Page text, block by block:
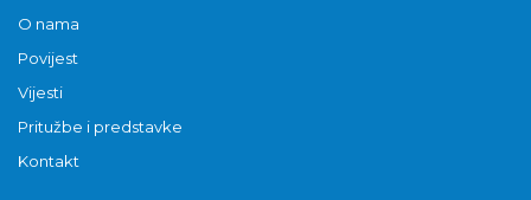
O nama
Povijest
Vijesti
Pritužbe i predstavke
Kontakt